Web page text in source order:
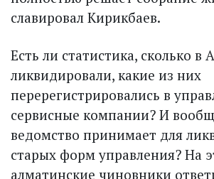
славировал Кирикбаев.
Есть ли статистика, сколько
ликвидировали, какие из них
перерегистрировались в
сервис­ные компании? И
ведомство принимает для
старых форм управления? На
алматинские чиновники